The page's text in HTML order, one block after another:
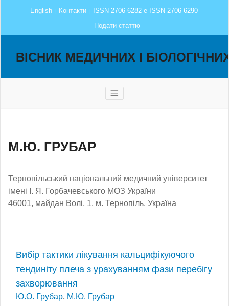
English Контакти
ISSN 2706-6282 e-ISSN 2706-6290
Подати статтю
ВІСНИК МЕДИЧНИХ І
М.Ю. ГРУБАР
Тернопільський національний медичний університет
імені І. Я. Горбачевського МОЗ України
46001, майдан Волі, 1, м. Тернопіль, Україна
Вибір тактики лікування кальцифікуючого
тендиніту плеча з урахуванням фази перебігу
захворювання
Ю.О. Грубар, М.Ю. Грубар